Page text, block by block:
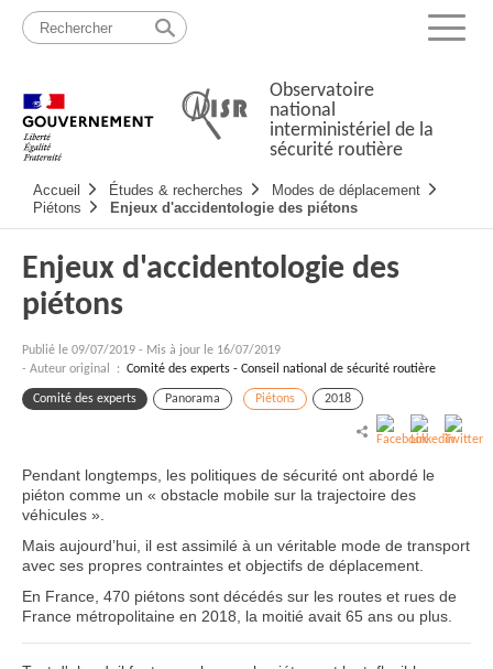
Passer
contenu
Menu
Observatoire
national
interministériel de la
sécurité routière
principale
Accueil Études & recherches
Modes de déplacement
Piétons
Enjeux d'accidentologie des piétons
Enjeux d'accidentologie des
piétons
Publié le 09/07/2019 - Mis à jour le 16/07/2019
- Auteur original : Comité des experts - Conseil national de sécurité routière
Comité des experts Panorama Piétons 2018
Pendant longtemps, les politiques de sécurité ont abordé le
piéton comme un « obstacle mobile sur la trajectoire des
véhicules ».
Mais aujourd’hui, il est assimilé à un véritable mode de transport
avec ses propres contraintes et objectifs de déplacement.
En France, 470 piétons sont décédés sur les routes et rues de
France métropolitaine en 2018, la moitié avait 65 ans ou plus.